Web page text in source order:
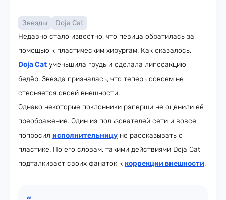
Звезды
Doja Cat
Недавно стало известно, что певица обратилась за
помощью к пластическим хирургам. Как оказалось,
Doja Cat уменьшила грудь и сделала липосакцию
бедёр. Звезда призналась, что теперь совсем не
стесняется своей внешности.
Однако некоторые поклонники рэперши не оценили её
преображение. Один из пользователей сети и вовсе
попросил исполнительницу не рассказывать о
пластике. По его словам, такими действиями Doja Cat
подталкивает своих фанаток к коррекции внешности.